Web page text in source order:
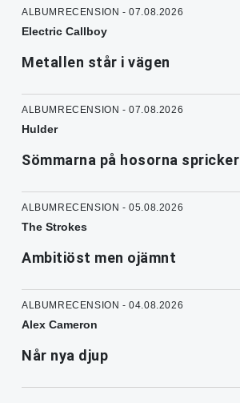
ALBUMRECENSION - 07.08.2026
Electric Callboy
Metallen står i vägen
ALBUMRECENSION - 07.08.2026
Hulder
Sömmarna på hosorna spricker
ALBUMRECENSION - 05.08.2026
The Strokes
Ambitiöst men ojämnt
ALBUMRECENSION - 04.08.2026
Alex Cameron
Når nya djup